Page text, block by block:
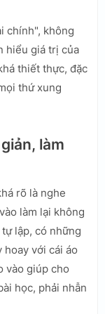
chính", không
hiểu giá trị của
thiết thực, đặc
thứ xung
làm
rõ là nghe
làm lại không
lập, có những
hoay với cái áo
vào giúp cho
học, phải nhẫn